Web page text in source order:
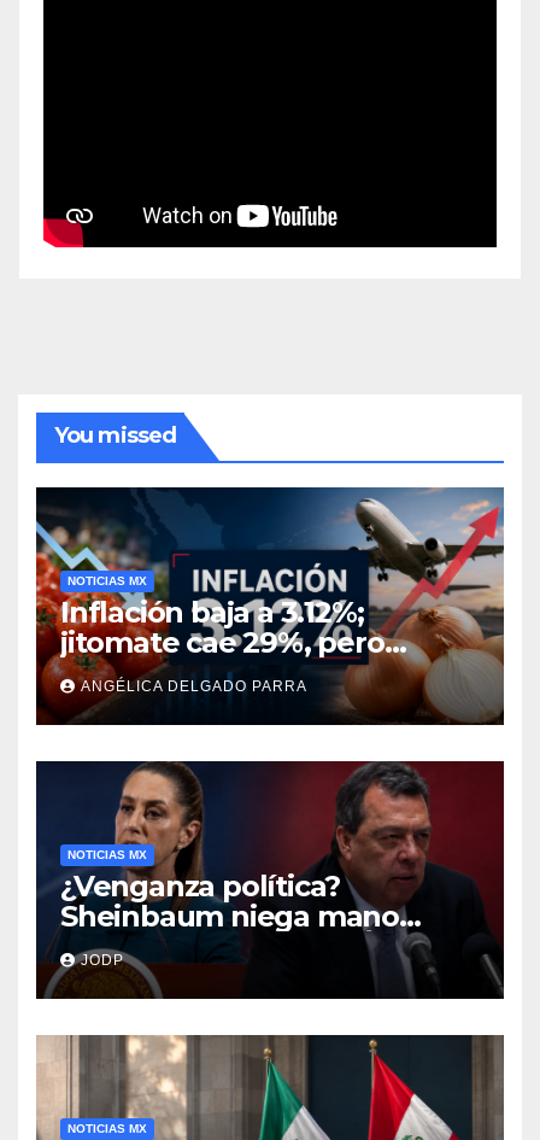
You missed
NOTICIAS MX
Inflación baja a 3.12%;
jitomate cae 29%, pero
cebolla y vuelos se
encarecen
ANGÉLICA DELGADO PARRA
NOTICIAS MX
¿Venganza política?
Sheinbaum niega mano
negra en captura de Ángel
Aguirre
JODP
NOTICIAS MX